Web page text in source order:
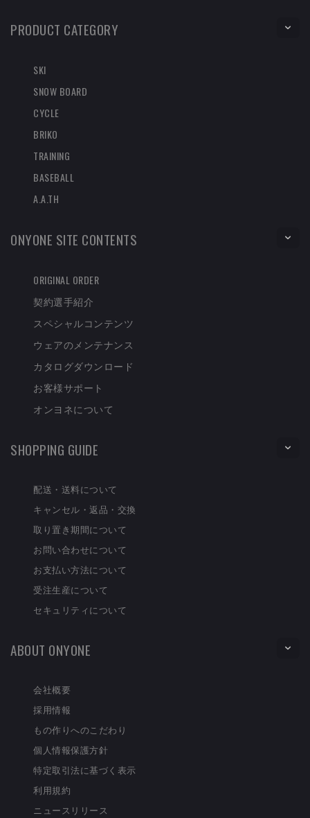
PRODUCT CATEGORY
SKI
SNOW BOARD
CYCLE
BRIKO
TRAINING
BASEBALL
A.A.TH
ONYONE SITE CONTENTS
ORIGINAL ORDER
契約選手紹介
スペシャルコンテンツ
ウェアのメンテナンス
カタログダウンロード
お客様サポート
オンヨネについて
SHOPPING GUIDE
配送・送料について
キャンセル・返品・交換
取り置き期間について
お問い合わせについて
お支払い方法について
受注生産について
セキュリティについて
ABOUT ONYONE
会社概要
採用情報
もの作りへのこだわり
個人情報保護方針
特定取引法に基づく表示
利用規約
ニュースリリース